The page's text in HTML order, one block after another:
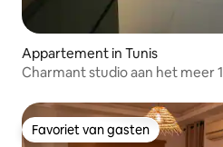
Appartement in Tunis
Charmant studio aan het meer 1
Favoriet van gasten
Favoriet van gasten